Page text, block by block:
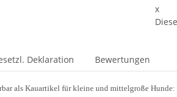
x
Deklaration Bewertungen
als Kauartikel für kleine und mittelgroße